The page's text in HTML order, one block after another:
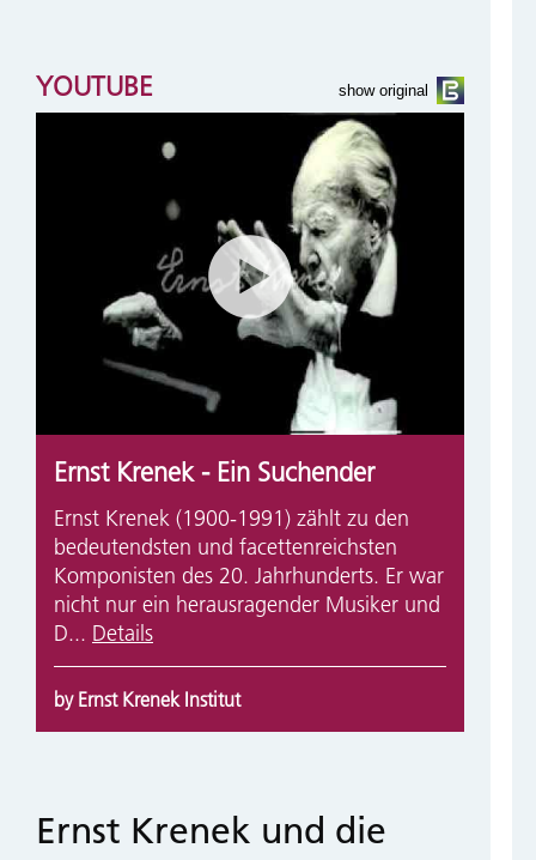
show original
YOUTUBE
Ernst Krenek - Ein Suchender
Ernst Krenek (1900-1991) zählt zu den
bedeutendsten und facettenreichsten
Komponisten des 20. Jahrhunderts. Er war
nicht nur ein herausragender Musiker und
D... Details
by Ernst Krenek Institut
Ernst Krenek und die